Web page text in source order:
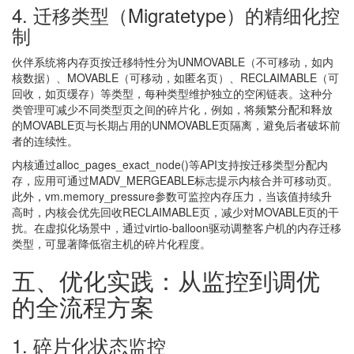
4. 迁移类型（Migratetype）的精细化控
制
伙伴系统将内存页按迁移特性分为UNMOVABLE（不可移动，如内
核数据）、MOVABLE（可移动，如匿名页）、RECLAIMABLE（可
回收，如页缓存）等类型，每种类型维护独立的空闲链表。这种分
类管理可减少不同类型页之间的碎片化，例如，将频繁分配和释放
的MOVABLE页与长期占用的UNMOVABLE页隔离，避免后者破坏前
者的连续性。
内核通过alloc_pages_exact_node()等API支持按迁移类型分配内
存，应用可通过MADV_MERGEABLE标志提示内核合并可移动页。
此外，vm.memory_pressure参数可监控内存压力，当该值持续升
高时，内核会优先回收RECLAIMABLE页，减少对MOVABLE页的干
扰。在虚拟化场景中，通过virtio-balloon驱动调整客户机的内存迁移
类型，可显著降低宿主机的碎片化程度。
五、优化实践：从监控到调优
的全流程方案
1. 碎片化状态监控